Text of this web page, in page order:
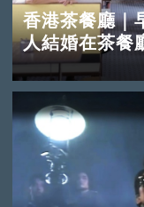
香港茶餐廳｜
人結婚在茶餐